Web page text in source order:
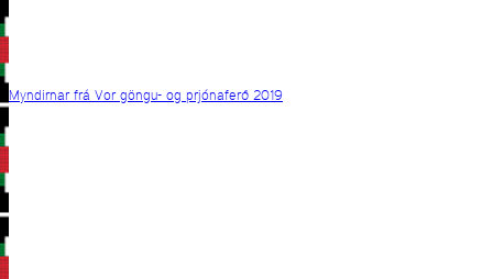
Myndirnar frá Vor göngu- og prjónaferð 2019